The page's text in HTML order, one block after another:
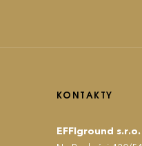
KONTAKTY
EFFIground s.r.o.